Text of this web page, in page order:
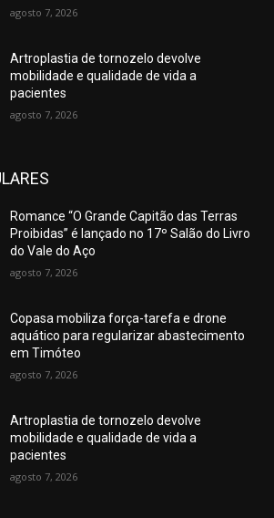
agosto 7, 2026
Artroplastia de tornozelo devolve
mobilidade e qualidade de vida a
pacientes
agosto 7, 2026
Romance “O Grande Capitão das Terras
Proibidas” é lançado no 17º Salão do Livro
do Vale do Aço
agosto 7, 2026
Copasa mobiliza força-tarefa e drone
aquático para regularizar abastecimento
em Timóteo
agosto 7, 2026
Artroplastia de tornozelo devolve
mobilidade e qualidade de vida a
pacientes
agosto 7, 2026